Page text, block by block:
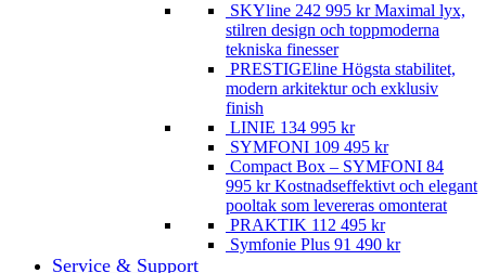
SKYline 242 995 kr Maximal lyx,
stilren design och toppmoderna
tekniska finesser
PRESTIGEline Högsta stabilitet,
modern arkitektur och exklusiv
finish
LINIE 134 995 kr
SYMFONI 109 495 kr
Compact Box – SYMFONI 84
995 kr Kostnadseffektivt och elegant
pooltak som levereras omonterat
PRAKTIK 112 495 kr
Symfonie Plus 91 490 kr
Service & Support